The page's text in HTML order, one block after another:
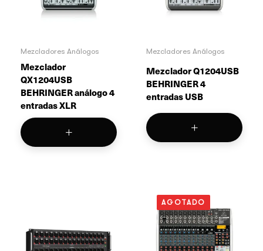
Mezcladores Análogos
Mezclador
QX1204USB
BEHRINGER análogo 4
entradas XLR
Mezcladores Análogos
Mezclador Q1204USB
BEHRINGER 4
entradas USB
AGOTADO